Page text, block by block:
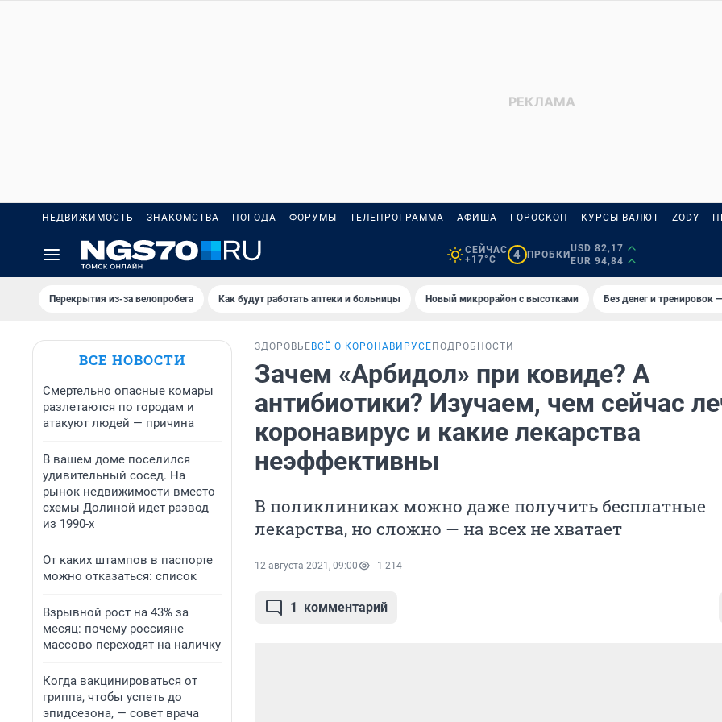
НЕДВИЖИМОСТЬ ЗНАКОМСТВА ПОГОДА ФОРУМЫ ТЕЛЕПРОГРАММА АФИША ГОРОСКОП КУРСЫ ВАЛЮТ ZODY
СЕЙЧАС
+17°C
4 ПРОБКИ
USD 82,17
EUR 94,84
Перекрытия из-за велопробега Как будут работать аптеки и больницы Новый микрорайон с высотками Без денег и тренировок
ВСЕ НОВОСТИ
Смертельно опасные комары
разлетаются по городам и
атакуют людей — причина
В вашем доме поселился
удивительный сосед. На
рынок недвижимости вместо
схемы Долиной идет развод
из 1990-х
От каких штампов в паспорте
можно отказаться: список
Взрывной рост на 43% за
месяц: почему россияне
массово переходят на наличку
Когда вакцинироваться от
гриппа, чтобы успеть до
эпидсезона, — совет врача
ЗДОРОВЬЕ ВСЁ О КОРОНАВИРУСЕ ПОДРОБНОСТИ
Зачем «Арбидол» при ковиде? А
антибиотики? Изучаем, чем сейчас
коронавирус и какие лекарства
неэффективны
В поликлиниках можно даже получить бесплатные
лекарства, но сложно — на всех не хватает
12 августа 2021, 09:00 1 214
1 комментарий